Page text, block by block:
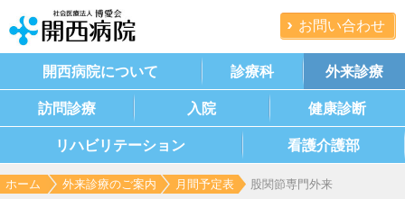
お問い合わせ
開西病院について 診療科 外来診療
訪問診療 入院 健康診断
リハビリテーション 看護介護部
ホーム 外来診療のご案内 月間予定表 股関節専門外来